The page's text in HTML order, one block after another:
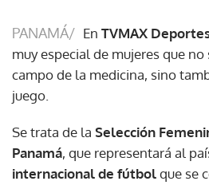
PANAMÁ/ En TVMAX
muy especial de mujeres que
campo de la medicina, sino
juego.
Se trata de la Selección
Panamá, que representará al
internacional de fútbolque se